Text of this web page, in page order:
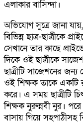
এলাকার বাসিন্দা।
অভিযোগ সুত্রে জানা
বিভিন্ন ছাত্র-ছাত্রীকে
সেখানে তার কাছে
দিকে ওই ছাত্রীকে
ছাত্রীটি সাজেশনের
ওই শিক্ষক তাকে একটি
করে। এ সময় ছাত্রীটি
শিক্ষক নুরুন্নবী নুর।
বাসায় গিয়ে সহপাঠীসহ